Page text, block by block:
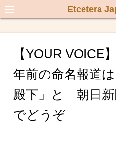
Etcetera
【YOUR VOICE
年前の命名報道
殿下」と 朝日新
でどうぞ